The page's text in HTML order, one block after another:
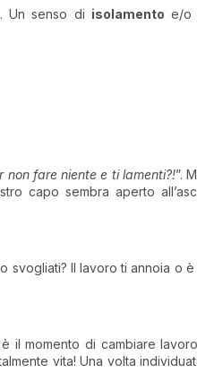
Un senso di isolamento e/o
non fare niente e ti lamenti?!”.
capo sembra aperto
svogliati? Il lavoro ti annoia o è
il momento di cambiare
vita! Una volta